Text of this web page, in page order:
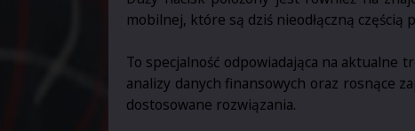
mobilnej, które są dziś nieodłączną częścią
To specjalność odpowiadająca na aktualne
analizy danych finansowych oraz rosnące
dostosowane rozwiązania.